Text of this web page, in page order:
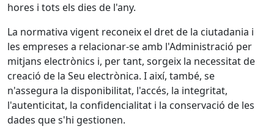
hores i tots els dies de l'any.
La normativa vigent reconeix el dret de la ciutadania i
les empreses a relacionar-se amb l'Administració per
mitjans electrònics i, per tant, sorgeix la necessitat de
creació de la Seu electrònica. I així, també, se
n'assegura la disponibilitat, l'accés, la integritat,
l'autenticitat, la confidencialitat i la conservació de les
dades que s'hi gestionen.